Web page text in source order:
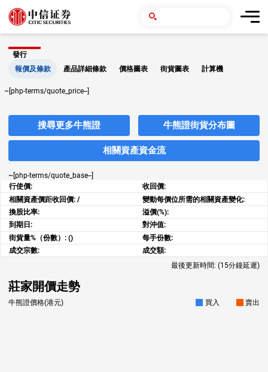
發行
報價及條款
產品詳細條款 價格圖表 街貨圖表 計算機
~[php-terms/quote_price--]
搜尋更多牛熊證 牛熊證街貨分布圖
相關資產資金流
~[php-terms/quote_base--]
行使價:
收回價:
相關資產價距收回價: /
變動每價位所需的相關資產變化:
換股比率:
溢價(%):
到期日:
對沖值:
街貨量%（份數）: ()
每手份數:
成交宗數:
成交額:
最後更新時間: (15分鐘延遲)
莊家開價走勢
牛熊證價格(港元) 買入 賣出